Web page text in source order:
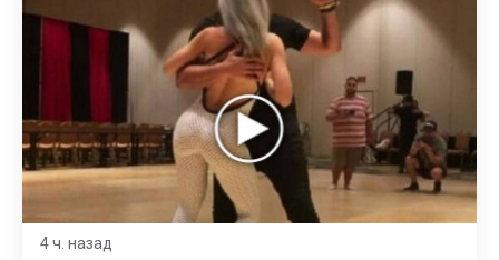
4 ч. назад